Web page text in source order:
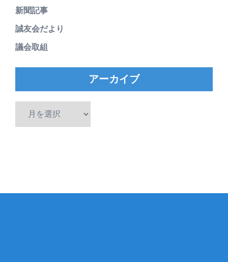
新聞記事
誠友会だより
議会取組
アーカイブ